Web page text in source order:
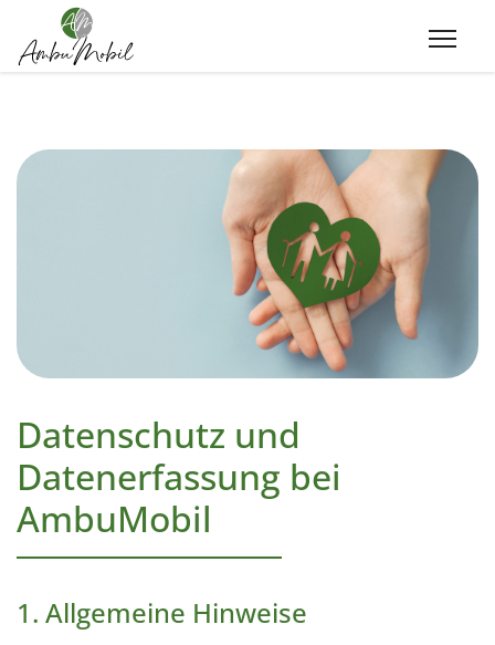
Datenschutz und
Datenerfassung bei
AmbuMobil
1. Allgemeine Hinweise